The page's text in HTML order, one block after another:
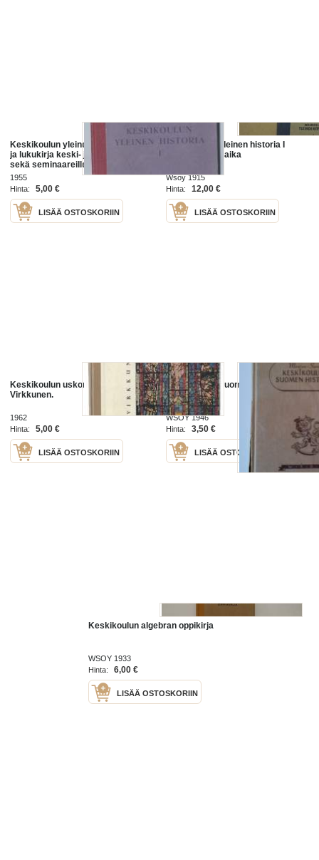
Keskikoulun yleinen historia : oppi-
ja lukukirja keski- ja tyttökouluille
sekä seminaareille. 1, Vanha ja
keskiaika / Oskari Mantere, Sarva.
1955
Hinta:
5,00 €
LISÄÄ OSTOSKORIIN
Keskikoulun yleinen historia I
Vanha ja keskiaika
Wsoy 1915
Hinta:
12,00 €
LISÄÄ OSTOSKORIIN
Keskikoulun uskontokirja. 2 / T. P.
Virkkunen.
1962
Hinta:
5,00 €
LISÄÄ OSTOSKORIIN
Keskikoulun Suomen historia
WSOY 1946
Hinta:
3,50 €
LISÄÄ OSTOSKORIIN
Keskikoulun algebran oppikirja
WSOY 1933
Hinta:
6,00 €
LISÄÄ OSTOSKORIIN